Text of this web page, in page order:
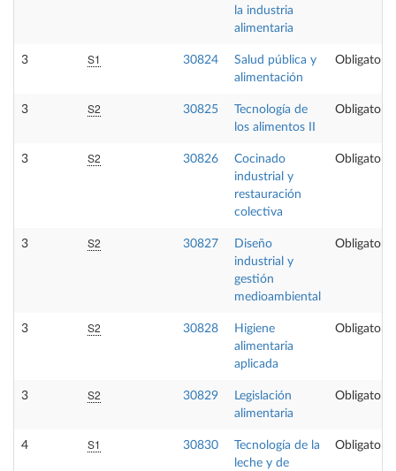
la industria
alimentaria
3 S1 30824
Salud pública y
alimentación
Obligatoria
3 S2 30825
Tecnología de
los alimentos II
Obligatoria
3 S2 30826
Cocinado
industrial y
restauración
colectiva
Obligatoria
3 S2 30827
Diseño
industrial y
gestión
medioambiental
Obligatoria
3 S2 30828
Higiene
alimentaria
aplicada
Obligatoria
3 S2 30829
Legislación
alimentaria
Obligatoria
4 S1 30830
Tecnología de la
leche y de
Obligatoria